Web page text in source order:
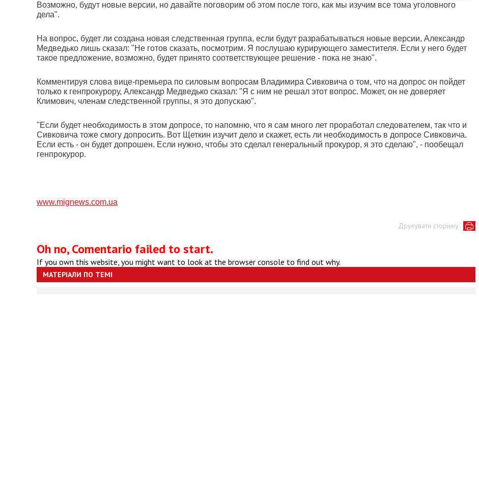
Возможно, будут новые версии, но давайте поговорим об этом после того, как мы изучим все тома уголовного
дела".
На вопрос, будет ли создана новая следственная группа, если будут разрабатываться новые версии, Александр
Медведько лишь сказал: "Не готов сказать, посмотрим. Я послушаю курирующего заместителя. Если у него будет
такое предложение, возможно, будет принято соответствующее решение - пока не знаю".
Комментируя слова вице-премьера по силовым вопросам Владимира Сивковича о том, что на допрос он пойдет
только к генпрокурору, Александр Медведько сказал: "Я с ним не решал этот вопрос. Может, он не доверяет
Климович, членам следственной группы, я это допускаю".
"Если будет необходимость в этом допросе, то напомню, что я сам много лет проработал следователем, так что и
Сивковича тоже смогу допросить. Вот Щеткин изучит дело и скажет, есть ли необходимость в допросе Сивковича.
Если есть - он будет допрошен. Если нужно, чтобы это сделал генеральный прокурор, я это сделаю", - пообещал
генпрокурор.
www.mignews.com.ua
Друкувати сторінку
Oh no, Comentario failed to start.
If you own this website, you might want to look at the browser console to find out why.
МАТЕРІАЛИ ПО ТЕМІ